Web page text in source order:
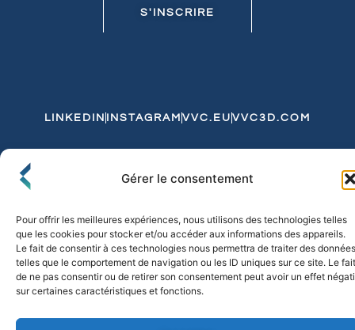
Gérer le consentement
Pour offrir les meilleures expériences, nous utilisons des technologies telles
que les cookies pour stocker et/ou accéder aux informations des appareils.
Le fait de consentir à ces technologies nous permettra de traiter des données
telles que le comportement de navigation ou les ID uniques sur ce site. Le fait
de ne pas consentir ou de retirer son consentement peut avoir un effet
sur certaines caractéristiques et fonctions.
S'INSCRIRE
LINKEDIN INSTAGRAM VVC.EU VVC3D.COM
Politique de Confidentialité et de CookiesExpédition et Livraison
© 2026 FLO & CO. All Rights Reserved